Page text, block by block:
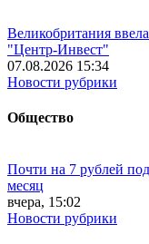
Великобритания
"Центр-Инвест"
07.08.2026 15:34
Новости рубрики
Общество
Почти на 7 рублей
месяц
вчера, 15:02
Новости рубрики